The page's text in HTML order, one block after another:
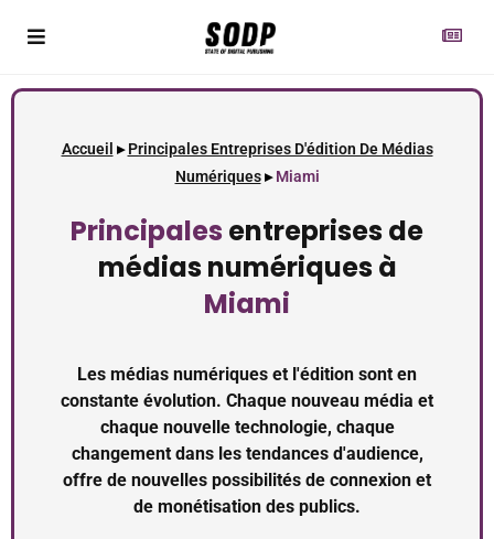
Accueil ▸Principales Entreprises D'édition De Médias
Numériques▸Miami
Principales entreprises de
médias numériques à
Miami
Les médias numériques et l'édition sont en
constante évolution. Chaque nouveau média et
chaque nouvelle technologie, chaque
changement dans les tendances d'audience,
offre de nouvelles possibilités de connexion et
de monétisation des publics.